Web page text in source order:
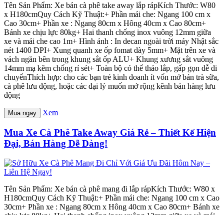
Tên Sản Phẩm: Xe bán cà phê take away lắp rápKích Thước: W80
x H180cmQuy Cách Kỹ Thuật:+ Phần mái che: Ngang 100 cm x
Cao 30cm+ Phần xe : Ngang 80cm x Hông 40cm x Cao 80cm+
Bánh xe chịu lực 80kg+ Hai thanh chống inox vuông 12mm giữa
xe và mái che cao 1m+ Hình ảnh : In decan ngoài trời máy Nhật sắc
nét 1400 DPI+ Xung quanh xe ốp fomat dày 5mm+ Mặt trên xe và
vách ngăn bên trong khung sắt ốp ALU+ Khung xương sắt vuông
14mm mạ kẽm chống rỉ sét+ Toàn bộ có thể tháo lắp, gấp gọn dễ di
chuyểnThích hợp: cho các bạn trẻ kinh doanh ít vốn mở bán trà sữa,
cà phê lưu động, hoặc các đại lý muốn mở rộng kênh bán hàng lưu
động
Mua ngay Xem
Mua Xe Cà Phê Take Away Giá Rẻ – Thiết Kế Hiện
Đại, Bán Hàng Dễ Dàng!
Tên Sản Phẩm: Xe bán cà phê mang đi lắp rápKích Thước: W80 x
H180cmQuy Cách Kỹ Thuật:+ Phần mái che: Ngang 100 cm x Cao
30cm+ Phần xe : Ngang 80cm x Hông 40cm x Cao 80cm+ Bánh xe